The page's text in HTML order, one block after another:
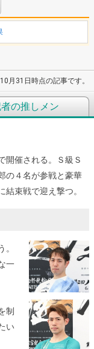
月31日時点の記事です。
の推しメン
開催される。Ｓ級Ｓ
の４名が参戦と豪華
結束戦で迎え撃つ。
一
制
い